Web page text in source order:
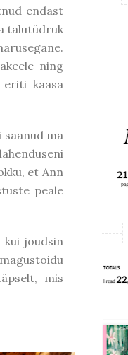
endast
talutüdruk
ning
eriti kaasa
saanud ma
et Ann
peale
kui jõudsin
mis